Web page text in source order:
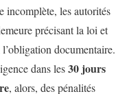
incomplète, les autorités
précisant la loi et
documentaire.
dans les30 jours
, alors, des pénalités